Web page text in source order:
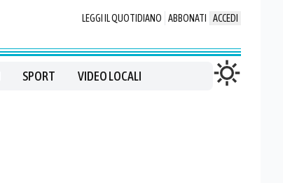
LEGGI IL QUOTIDIANO ABBONATI ACCEDI
SPORT VIDEO LOCALI